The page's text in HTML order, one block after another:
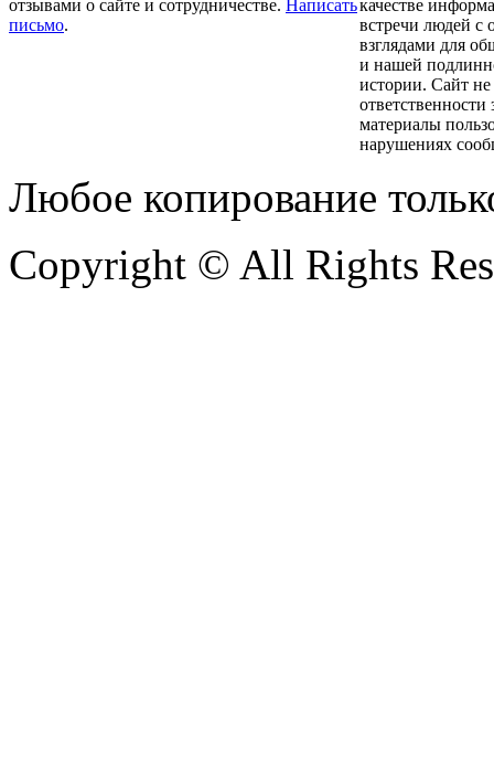
отзывами о сайте и сотрудничестве. Написать
письмо.
качестве
встречи людей с
взглядами для
и нашей
истории. Сайт не
материалы
нарушениях
Любое копирование
Copyright © All Rights